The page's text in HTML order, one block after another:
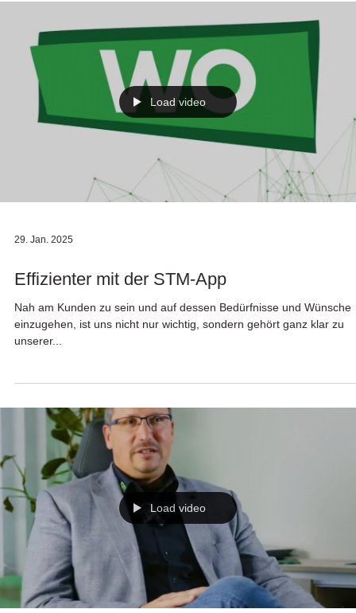
Load video
29. Jan. 2025
Effizienter mit der STM-App
Nah am Kunden zu sein und auf dessen Bedürfnisse und Wünsche
einzugehen, ist uns nicht nur wichtig, sondern gehört ganz klar zu
unserer...
Load video